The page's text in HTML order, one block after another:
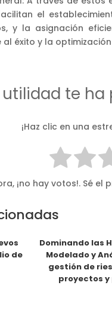
el
y la asignación
al éxito y la
te
¡Haz clic en una
¡no hay votos!. Sé
de
Dominando las
Modelado y
gestión de
proyectos